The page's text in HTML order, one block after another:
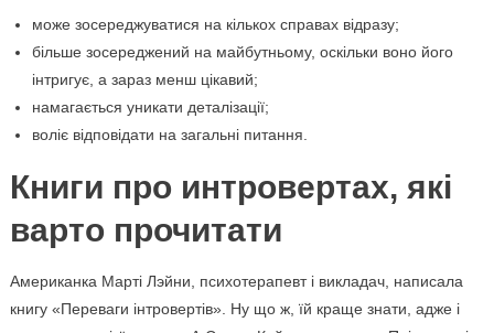
може зосереджуватися на кількох справах відразу;
більше зосереджений на майбутньому, оскільки воно його
інтригує, а зараз менш цікавий;
намагається уникати деталізації;
воліє відповідати на загальні питання.
Книги про интровертах, які
варто прочитати
Американка Марті Лэйни, психотерапевт і викладач, написала
книгу «Переваги інтровертів». Ну що ж, їй краще знати, адже і